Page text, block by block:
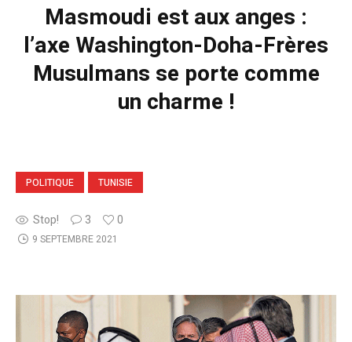
Masmoudi est aux anges :
l’axe Washington-Doha-Frères
Musulmans se porte comme
un charme !
POLITIQUE TUNISIE
Stop! 3 0
9 SEPTEMBRE 2021